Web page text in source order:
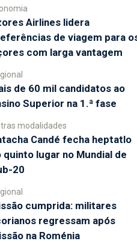
Airlines lidera
de viagem para
com larga vantagem
de 60 mil candidatos ao
Superior na 1.ª fase
modalidades
Candé fecha heptatlo
quinto lugar no Mundial de
20
cumprida: militares
regressam após
na Roménia